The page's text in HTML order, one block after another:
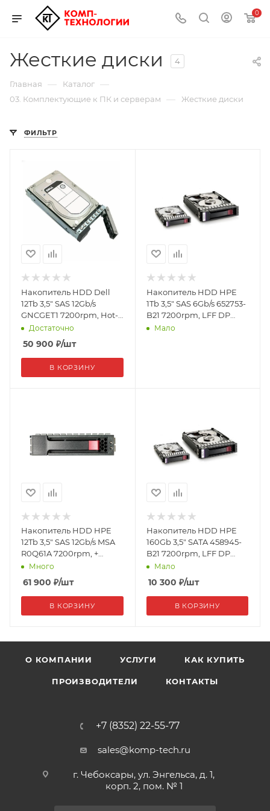
0
Жесткие диски 4
Главная — Каталог —
03. Комплектующие к ПК и серверам — Жесткие диски
ФИЛЬТР
Накопитель HDD Dell
12Tb 3,5" SAS 12Gb/s
GNCGET1 7200rpm, Hot-
PlugДостаточно
50 900 ₽/шт
В КОРЗИНУ
Накопитель HDD HPE
1Tb 3,5" SAS 6Gb/s 652753-
B21 7200rpm, LFF DP
HotPlug
Мало
Накопитель HDD HPE
12Tb 3,5" SAS 12Gb/s MSA
R0Q61A 7200rpm, +
корзина
Много
61 900 ₽/шт
В КОРЗИНУ
Накопитель HDD HPE
160Gb 3,5" SATA 458945-
B21 7200rpm, LFF DP
HotPlug
Мало
10 300 ₽/шт
В КОРЗИНУ
О КОМПАНИИ УСЛУГИ КАК КУПИТЬ
ПРОИЗВОДИТЕЛИ КОНТАКТЫ
+7 (8352) 22-55-77
sales@komp-tech.ru
г. Чебоксары, ул. Энгельса, д. 1,
корп. 2, пом. № 1